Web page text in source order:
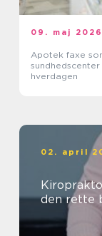
09. maj 2026
Apotek faxe
sundhedscenter
hverdagen
02. april
Kiropraktor
den rette